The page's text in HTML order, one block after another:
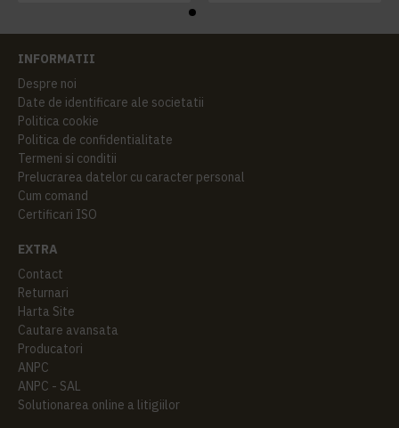
INFORMATII
Despre noi
Date de identificare ale societatii
Politica cookie
Politica de confidentialitate
Termeni si conditii
Prelucrarea datelor cu caracter personal
Cum comand
Certificari ISO
EXTRA
Contact
Returnari
Harta Site
Cautare avansata
Producatori
ANPC
ANPC - SAL
Solutionarea online a litigiilor